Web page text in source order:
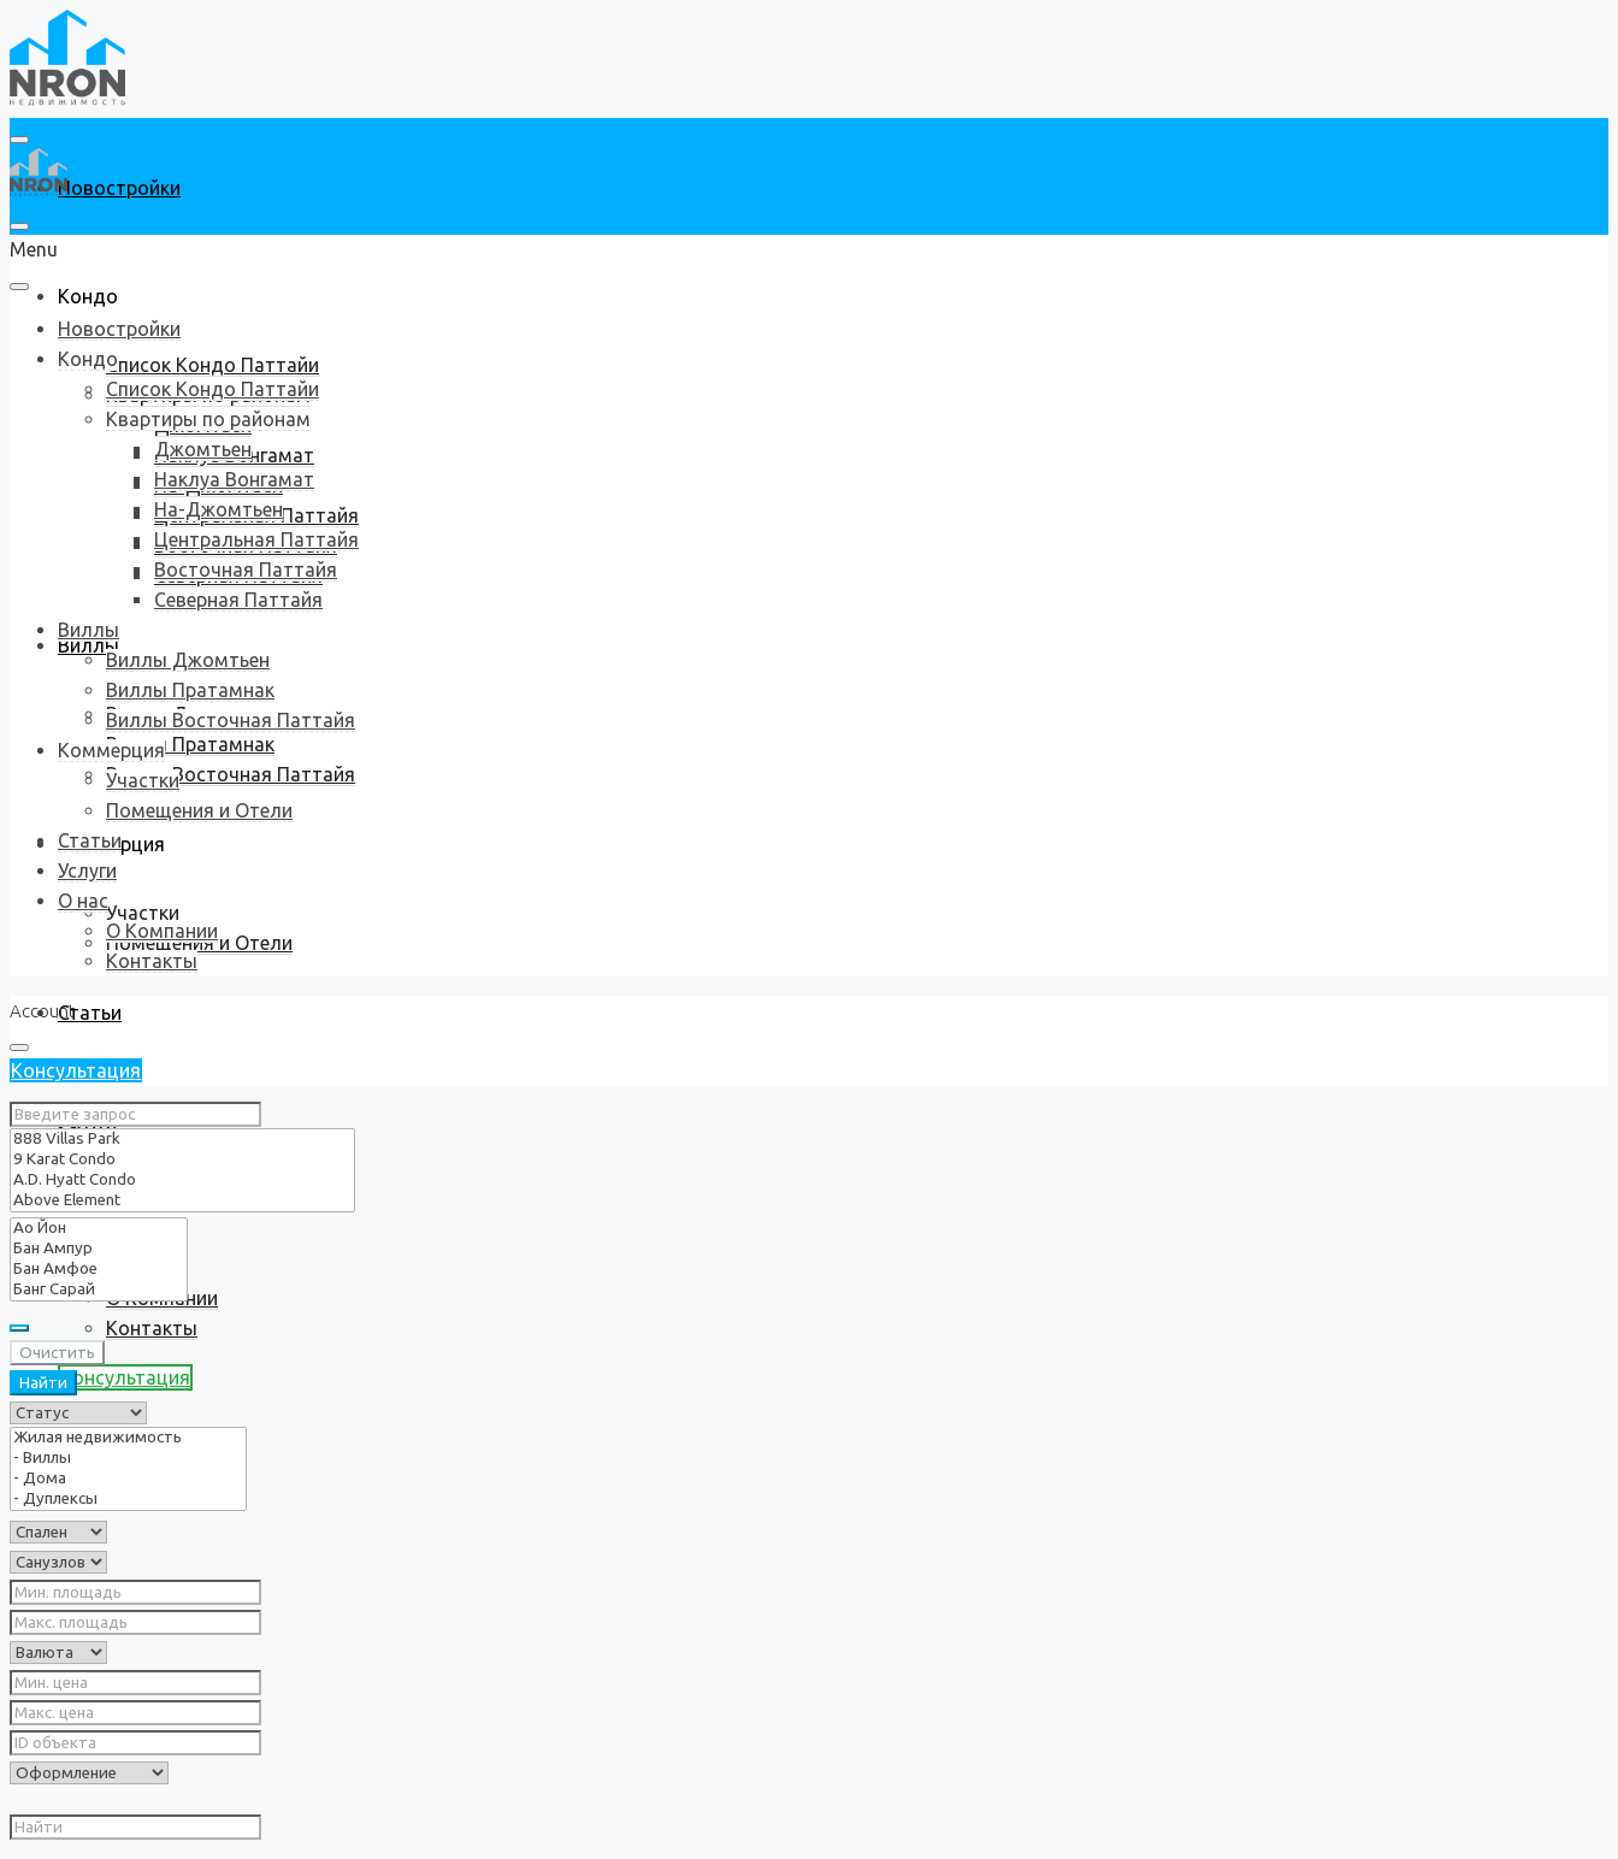
Новостройки
Кондо
Список Кондо Паттайи
Квартиры по районам
Джомтьен
Наклуа Вонгамат
На-Джомтьен
Центральная Паттайя
Восточная Паттайя
Северная Паттайя
Виллы
Виллы Джомтьен
Виллы Пратамнак
Виллы Восточная Паттайя
Коммерция
Участки
Помещения и Отели
Статьи
Услуги
О нас
О Компании
Контакты
Консультация
Menu
Новостройки
Кондо
Список Кондо Паттайи
Квартиры по районам
Джомтьен
Наклуа Вонгамат
На-Джомтьен
Центральная Паттайя
Восточная Паттайя
Северная Паттайя
Виллы
Виллы Джомтьен
Виллы Пратамнак
Виллы Восточная Паттайя
Коммерция
Участки
Помещения и Отели
Статьи
Услуги
О нас
О Компании
Контакты
Account
Консультация
Очистить
Найти